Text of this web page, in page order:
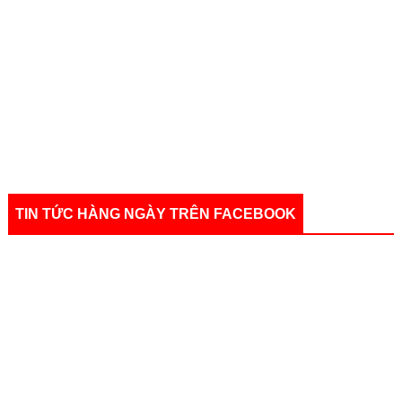
TIN TỨC HÀNG NGÀY TRÊN FACEBOOK